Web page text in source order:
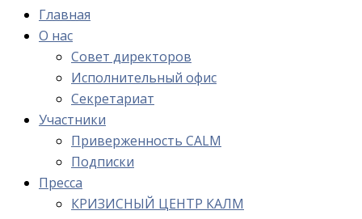
Главная
О нас
Cовет директоров
Исполнительный офис
Cекретариат
Участники
Приверженность CALM
Подписки
Пресса
КРИЗИСНЫЙ ЦЕНТР КАЛМ